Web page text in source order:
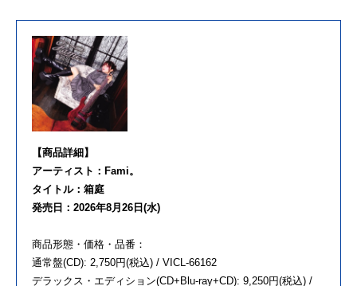
【商品詳細】
アーティスト：Fami。
タイトル：箱庭
発売日：2026年8月26日(水)
商品形態・価格・品番：
通常盤(CD): 2,750円(税込) / VICL-66162
デラックス・エディション(CD+Blu-ray+CD): 9,250円(税込) /